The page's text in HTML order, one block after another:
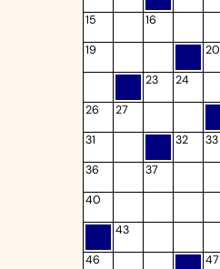
15 16
19 20
23 24
26 27
31 32 33
36 37
40
43
46 47